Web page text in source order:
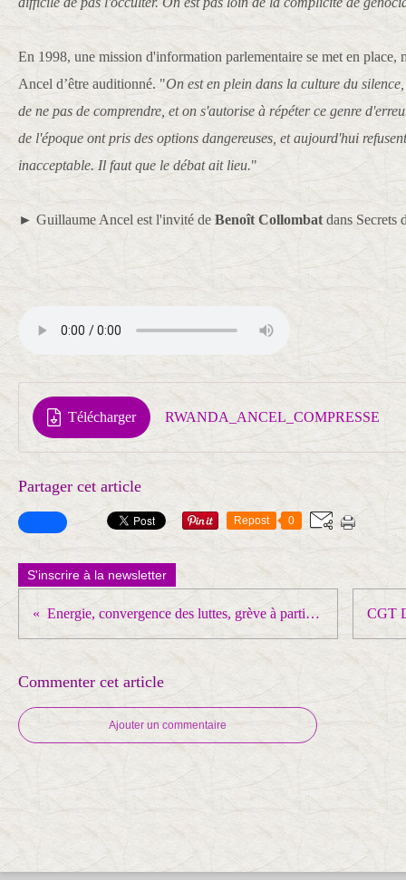
En 1998, une mission d'information parlementaire se met en place,
Ancel d’être auditionné. "On est en plein dans la culture du
de ne pas de comprendre, et on s'autorise à répéter ce genre
de l'époque ont pris des options dangereuses, et aujourd'hui
inacceptable. Il faut que le débat ait lieu."
► Guillaume Ancel est l'invité de Benoît Collombat dans Secrets
Télécharger RWANDA_ANCEL_COMPRESSE
Partager cet article
Repost 0
S'inscrire à la newsletter
Energie, convergence des luttes, grève à partir du 3 avril !
Commenter cet article
Ajouter un commentaire